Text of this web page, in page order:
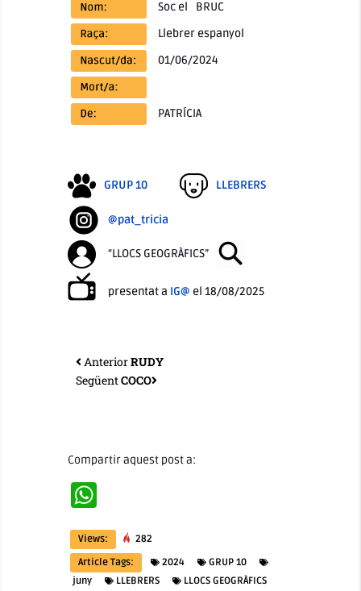
Soc el
BRUC
Llebrer espanyol
01/06/2024
PATRÍCIA
GRUP 10 LLEBRERS
@pat_tricia
“LLOCS GEOGRÀFICS”
presentat a IG@ el 18/08/2025
AnteriorRUDY
SegüentCOCO
Compartir aquest post a:
WhatsApp
Views:
282
Article Tags:
2024
GRUP 10
juny
LLEBRERS
LLOCS GEOGRÀFICS